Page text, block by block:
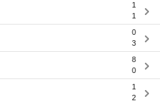
1
1
0
3
8
0
1
2